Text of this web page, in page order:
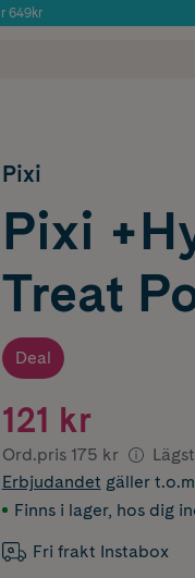
649kr
Pixi
Pixi
Treat
Deal
121 kr
Ord.pris 175 kr
Erbjudandet gäller
Finns i lager, hos dig
Fri frakt Instabox